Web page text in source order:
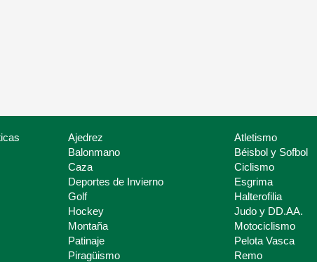
Ajedrez Atletismo
Balonmano Béisbol y Sofbol
Caza Ciclismo
Deportes de Invierno Esgrima
Golf Halterofilia
Hockey Judo y DD.AA.
Montaña Motociclismo
Patinaje Pelota Vasca
Piragüismo Remo